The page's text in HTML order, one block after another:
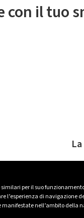
per il suo
l’esperienza di navigazione
nell’ambito della
con il tuo